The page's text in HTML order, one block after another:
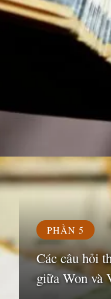
Đang mở
PHẦN 5
Các câu hỏi
giữa Won và